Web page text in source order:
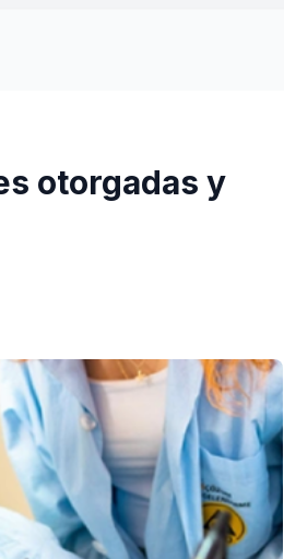
otorgadas y